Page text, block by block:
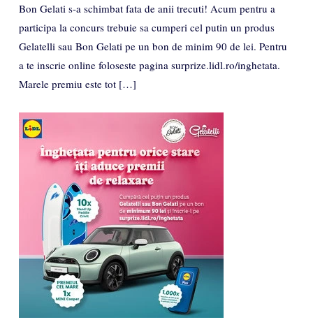
Bon Gelati s-a schimbat fata de anii trecuti! Acum pentru a
participa la concurs trebuie sa cumperi cel putin un produs
Gelatelli sau Bon Gelati pe un bon de minim 90 de lei. Pentru
a te inscrie online foloseste pagina surprize.lidl.ro/inghetata.
Marele premiu este tot […]